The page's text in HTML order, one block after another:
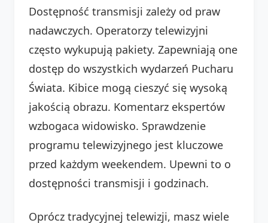
Dostępność transmisji zależy od praw
nadawczych. Operatorzy telewizyjni
często wykupują pakiety. Zapewniają one
dostęp do wszystkich wydarzeń Pucharu
Świata. Kibice mogą cieszyć się wysoką
jakością obrazu. Komentarz ekspertów
wzbogaca widowisko. Sprawdzenie
programu telewizyjnego jest kluczowe
przed każdym weekendem. Upewni to o
dostępności transmisji i godzinach.
Oprócz tradycyjnej telewizji, masz wiele